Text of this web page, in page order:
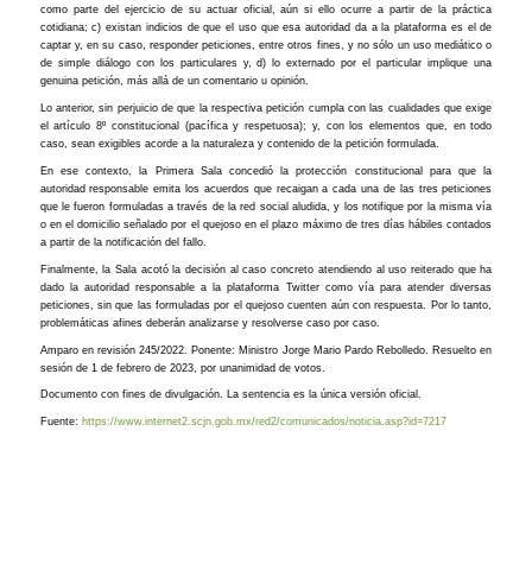
como parte del ejercicio de su actuar oficial, aún si ello ocurre a partir de la práctica
cotidiana; c) existan indicios de que el uso que esa autoridad da a la plataforma es el de
captar y, en su caso, responder peticiones, entre otros fines, y no sólo un uso mediático o
de simple diálogo con los particulares y, d) lo externado por el particular implique una
genuina petición, más allá de un comentario u opinión.
Lo anterior, sin perjuicio de que la respectiva petición cumpla con las cualidades que exige
el artículo 8º constitucional (pacífica y respetuosa); y, con los elementos que, en todo
caso, sean exigibles acorde a la naturaleza y contenido de la petición formulada.
En ese contexto, la Primera Sala concedió la protección constitucional para que la
autoridad responsable emita los acuerdos que recaigan a cada una de las tres peticiones
que le fueron formuladas a través de la red social aludida, y los notifique por la misma vía
o en el domicilio señalado por el quejoso en el plazo máximo de tres días hábiles contados
a partir de la notificación del fallo.
Finalmente, la Sala acotó la decisión al caso concreto atendiendo al uso reiterado que ha
dado la autoridad responsable a la plataforma Twitter como vía para atender diversas
peticiones, sin que las formuladas por el quejoso cuenten aún con respuesta. Por lo tanto,
problemáticas afines deberán analizarse y resolverse caso por caso.
Amparo en revisión 245/2022. Ponente: Ministro Jorge Mario Pardo Rebolledo. Resuelto en
sesión de 1 de febrero de 2023, por unanimidad de votos.
Documento con fines de divulgación. La sentencia es la única versión oficial.
Fuente: https://www.internet2.scjn.gob.mx/red2/comunicados/noticia.asp?id=7217